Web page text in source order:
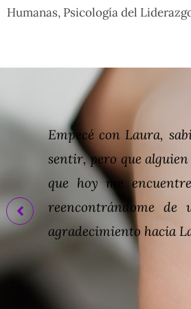
Humanas, Psicología del
Laura, una gran
su ayuda y sus
Me ha sanado heridas
tenerla en mi vida
necesitara